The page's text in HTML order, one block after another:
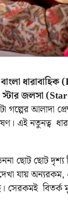
স্টার জলসা
গল্পের আলাদা
এই নতুনত্ব
ছোট ছোট দৃশ্য
যায়
সেরকমই